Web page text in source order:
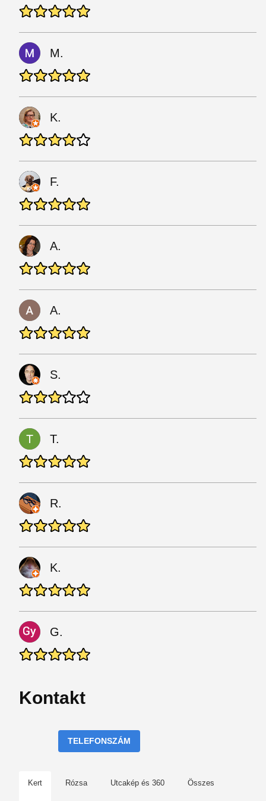
M.
K.
F.
A.
A.
S.
T.
R.
K.
G.
Kontakt
TELEFONSZÁM
Kert Rózsa Utcakép és 360 Összes